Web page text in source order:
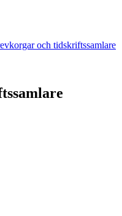
och tidskriftssamlare